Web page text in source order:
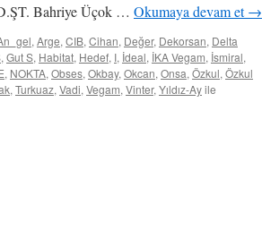
Bahriye Üçok … Okumaya devam et→
, Arge, CIB, Cihan, Değer, Dekorsan, Delta
, Gut S, Habitat, Hedef, I, İdeal, İKA Vegam, İsmiral,
, NOKTA, Obses, Okbay, Okcan, Onsa, Özkul, Özkul
, Turkuaz, Vadi, Vegam, Vinter, Yıldız-Ayile